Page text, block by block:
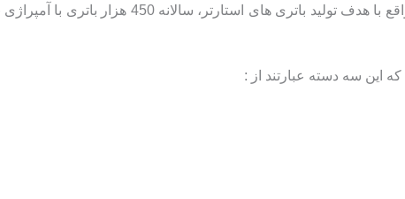
حل معضل کمبود باتری خودرو قدمی بردارد. شرکت ویستا الکترونیک رایکا در واقع با هدف تولید باتری های استارتر، سالانه 450 هزار
این سه دسته عبارتند از :